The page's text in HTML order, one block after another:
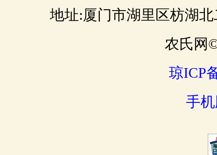
地址:厦门市湖里区枋湖
农氏网
琼ICP
手